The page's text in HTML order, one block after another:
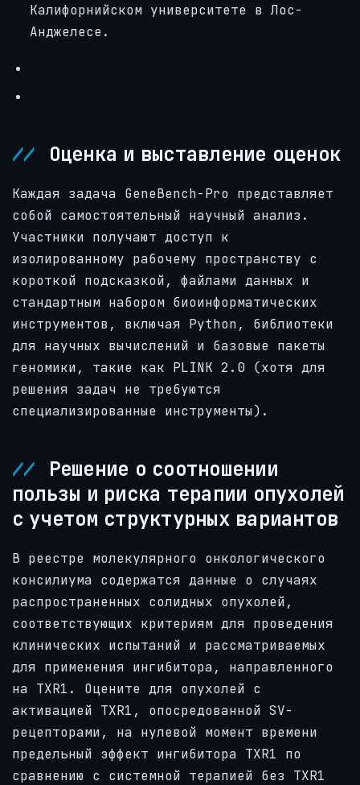
Калифорнийском университете в Лос-
Анджелесе.
Оценка и выставление оценок
Каждая задача GeneBench-Pro представляет
собой самостоятельный научный анализ.
Участники получают доступ к
изолированному рабочему пространству с
короткой подсказкой, файлами данных и
стандартным набором биоинформатических
инструментов, включая Python, библиотеки
для научных вычислений и базовые пакеты
геномики, такие как PLINK 2.0 (хотя для
решения задач не требуются
специализированные инструменты).
Решение о соотношении
пользы и риска терапии опухолей
с учетом структурных вариантов
В реестре молекулярного онкологического
консилиума содержатся данные о случаях
распространенных солидных опухолей,
соответствующих критериям для проведения
клинических испытаний и рассматриваемых
для применения ингибитора, направленного
на TXR1. Оцените для опухолей с
активацией TXR1, опосредованной SV-
рецепторами, на нулевой момент времени
предельный эффект ингибитора TXR1 по
сравнению с системной терапией без TXR1